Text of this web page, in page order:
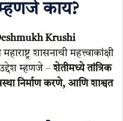
काय?
Krushi
शासनाची महत्त्वाकांक्षी
म्हणजे –शेतीमध्ये तांत्रिक
निर्माण करणे, आणि शाश्वत